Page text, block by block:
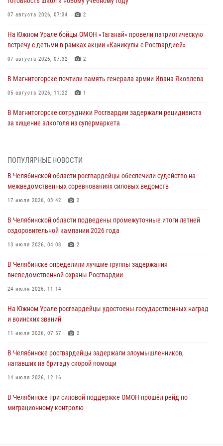
07 августа 2026, 07:34 2
На Южном Урале бойцы ОМОН «Таганай» провели патриотическую
встречу с детьми в рамках акции «Каникулы с Росгвардией»
07 августа 2026, 07:32 2
В Магнитогорске почтили память генерала армии Ивана Яковлева
05 августа 2026, 11:22 1
В Магнитогорске сотрудники Росгвардии задержали рецидивиста
за хищение алкоголя из супермаркета
На Южном Урале спецназ Росгвардии провел военно-полевые
Росгвардейцы задержали трёх магазинных воров в Челябинске
На Южном Урале сотрудники Росгвардии задержали
подозреваемого в совершении убийства
В Челябинской области росгвардейцами по горячим следам
задержан подозреваемый в грабеже
ПОПУЛЯРНЫЕ НОВОСТИ
В Челябинской области росгвардейцы обеспечили судейство на
межведомственных соревнованиях силовых ведомств
17 июля 2026, 03:42 2
В Челябинской области подведены промежуточные итоги летней
оздоровительной кампании 2026 года
13 июля 2026, 04:08 2
В Челябинске определили лучшие группы задержания
вневедомственной охраны Росгвардии
24 июля 2026, 11:14
На Южном Урале росгвардейцы удостоены государственных наград
и воинских званий
11 июля 2026, 07:57 2
В Челябинске росгвардейцы задержали злоумышленников,
напавших на бригаду скорой помощи
14 июля 2026, 12:16
В Челябинске при силовой поддержке ОМОН прошёл рейд по
миграционному контролю